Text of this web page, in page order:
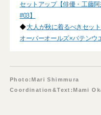
セットアップ【俳優・工藤
#03】
◆大人が秋に着るべきセッ
オーバーオールズ×バテンウ
Photo:Mari Shimmura
Coordination&Text:Mami